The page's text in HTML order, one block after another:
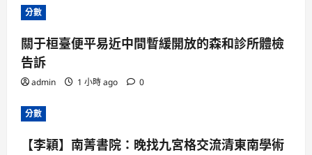
分數
關于桓臺便平易近中間暫緩開放的森和診所體檢
告訴
admin 1 小時 ago 0
分數
【李穎】南菁書院：晚找九宮格交流清東南學術